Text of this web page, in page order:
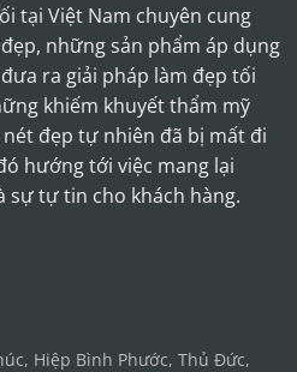
tại Việt Nam chuyên cung
những sản phẩm áp dụng
ra giải pháp làm đẹp tối
khiếm khuyết thẩm mỹ
đẹp tự nhiên đã bị mất đi
hướng tới việc mang lại
sự tự tin cho khách hàng.
Hiệp Bình Phước, Thủ Đức,